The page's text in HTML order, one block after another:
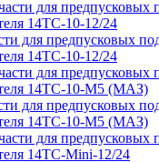
для предпусковых
14ТС-10-12/24
для предпусковых
14ТС-10-М5 (МАЗ)